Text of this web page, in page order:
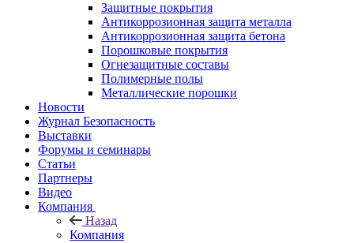
Защитные покрытия
Антикоррозионная защита металла
Антикоррозионная защита бетона
Порошковые покрытия
Огнезащитные составы
Полимерные полы
Металлические порошки
Новости
Журнал Безопасность
Выставки
Форумы и семинары
Статьи
Партнеры
Видео
Компания
Назад
Компания